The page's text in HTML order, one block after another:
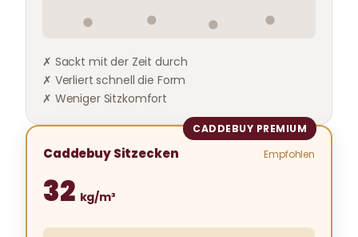
✗ Sackt mit der Zeit durch
✗ Verliert schnell die Form
✗ Weniger Sitzkomfort
CADDEBUY PREMIUM
Caddebuy Sitzecken Empfohlen
32 kg/m³